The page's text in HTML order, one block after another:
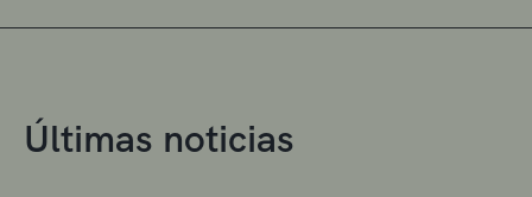
Últimas noticias